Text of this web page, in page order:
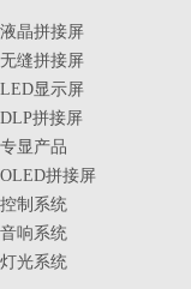
液晶拼接屏
无缝拼接屏
LED显示屏
DLP拼接屏
专显产品
OLED拼接屏
控制系统
音响系统
灯光系统